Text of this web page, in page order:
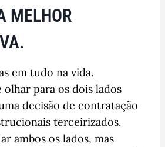
MELHOR
em tudo na vida.
para os dois lados
decisão de contratação
terceirizados.
ambos os lados, mas